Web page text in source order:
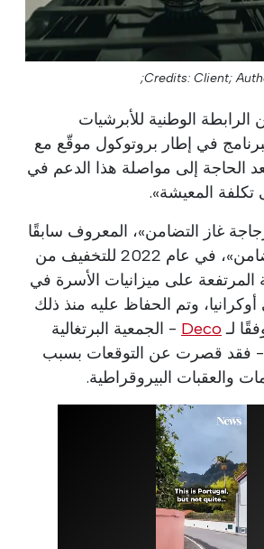
Credits: Client;
الوطنية للأبرشيات
في إطار بروتوكول موقّع مع
الحاجة إلى مواصلة هذا الدعم في
المعيشة».
غاز التضامن»، المعروف سابقًا
باسم «زجاجة التضامن»، في عام 2022 للتخفيف من
المرتفعة على ميزانيات الأسرة في
وتم الحفاظ عليه منذ ذلك
لـDeco - الجمعية البرتغالية
- فقد قصرت عن التوقعات بسبب
والعقبات البيروقراطية.